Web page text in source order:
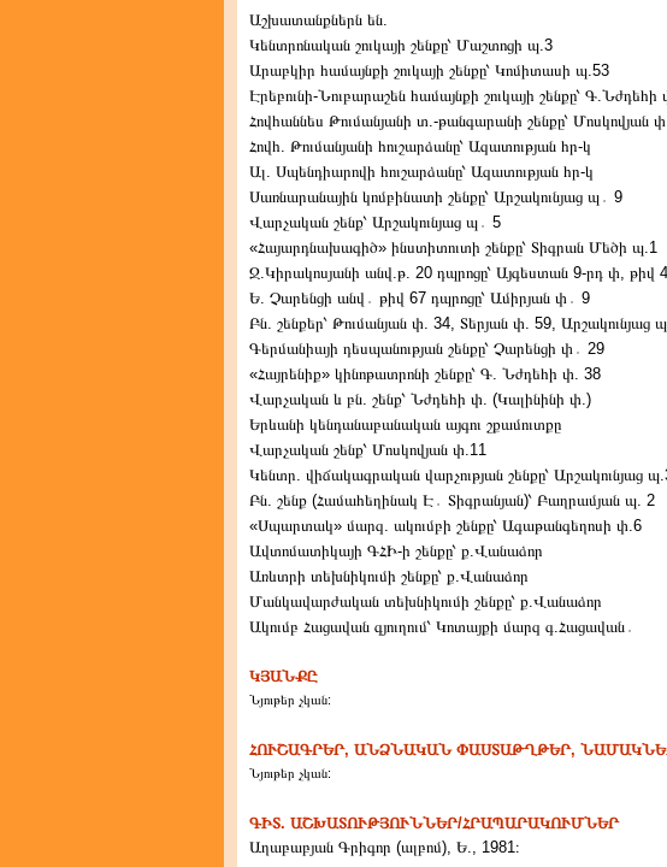
Աշխատանքներն են.
Կենտրոնական շուկայի շենքը՝ Մաշտոցի պ.3
Արաբկիր համայնքի շուկայի շենքը՝ Կոմիտասի պ.53
Էրեբունի-Նուբարաշեն համայնքի շուկայի շենքը՝ Գ.Նժդեհի
Հովհաննես Թումանյանի տ.-թանգարանի շենքը՝ Մոսկովյան
Հովհ. Թումանյանի հուշարձանը՝ Ազատության հր-կ
Ալ. Սպենդիարովի հուշարձանը՝ Ազատության հր-կ
Սառնարանային կոմբինատի շենքը՝ Արշակունյաց պ․ 9
Վարչական շենք՝ Արշակունյաց պ․ 5
«Հայարդնախագիծ» ինստիտուտի շենքը՝ Տիգրան Մեծի պ.1
Ջ.Կիրակոսյանի անվ.թ. 20 դպրոցը՝ Այգեստան 9-րդ փ, թիվ 4
Ե. Չարենցի անվ․ թիվ 67 դպրոցը՝ Ամիրյան փ․ 9
Բն. շենքեր՝ Թումանյան փ. 34, Տերյան փ. 59, Արշակունյաց
Գերմանիայի դեսպանության շենքը՝ Չարենցի փ․ 29
«Հայրենիք» կինոթատրոնի շենքը՝ Գ. Նժդեհի փ. 38
Վարչական և բն. շենք՝ Նժդեհի փ. (Կալինինի փ.)
Երևանի կենդանաբանական այգու շքամուտքը
Վարչական շենք՝ Մոսկովյան փ.11
Կենտր. վիճակագրական վարչության շենքը՝ Արշակունյաց
Բն. շենք (Համահեղինակ Է․ Տիգրանյան)՝ Բաղրամյան պ. 2
«Սպարտակ» մարզ. ակումբի շենքը՝ Ագաթանգեղոսի փ.6
Ավտոմատիկայի ԳՀԻ-ի շենքը՝ ք.Վանաձոր
Առևտրի տեխնիկումի շենքը՝ ք.Վանաձոր
Մանկավարժական տեխնիկումի շենքը՝ ք.Վանաձոր
Ակումբ Հացավան գյուղում՝ Կոտայքի մարզ գ.Հացավան․
ԿՅԱՆՔԸ
Նյութեր չկան:
ՀՈՒՇԱԳՐԵՐ, ԱՆՁՆԱԿԱՆ ՓԱՍՏԱԹՂԹԵՐ,
Նյութեր չկան:
ԳԻՏ. ԱՇԽԱՏՈՒԹՅՈՒՆՆԵՐ/ՀՐԱՊԱՐԱԿՈՒՄՆԵՐ
Աղաբաբյան Գրիգոր (ալբոմ), Ե., 1981։